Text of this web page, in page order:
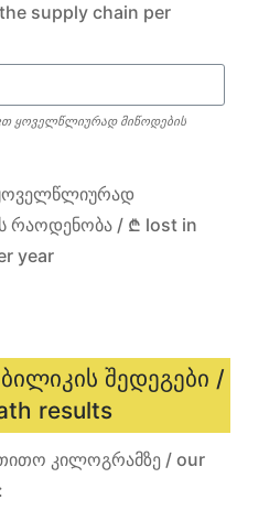
supply chain per
ყოველწლიურად მიწოდების
ყოველწლიურად
რაოდენობა / ₾ lost in
year
შედეგები /
results
თითო კილოგრამზე / our